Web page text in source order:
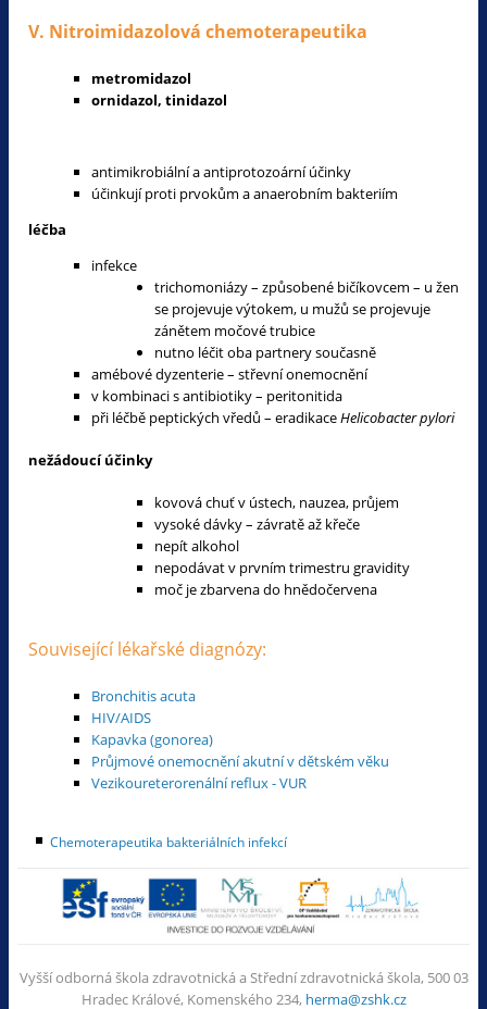
V. Nitroimidazolová chemoterapeutika
metromidazol
ornidazol, tinidazol
antimikrobiální a antiprotozoární účinky
účinkují proti prvokům a anaerobním bakteriím
léčba
infekce
trichomoniázy – způsobené bičíkovcem – u žen
se projevuje výtokem, u mužů se projevuje
zánětem močové trubice
nutno léčit oba partnery současně
amébové dyzenterie – střevní onemocnění
v kombinaci s antibiotiky – peritonitida
při léčbě peptických vředů – eradikaceHelicobacterpylori
nežádoucí účinky
kovová chuť v ústech, nauzea, průjem
vysoké dávky – závratě až křeče
nepít alkohol
nepodávat v prvním trimestru gravidity
moč je zbarvena do hnědočervena
Související lékařské diagnózy:
Bronchitis acuta
HIV/AIDS
Kapavka (gonorea)
Průjmové onemocnění akutní v dětském věku
Vezikoureterorenální reflux - VUR
Chemoterapeutika bakteriálních infekcí
Vyšší odborná škola zdravotnická a Střední zdravotnická škola, 500 03
Hradec Králové, Komenského 234, herma@zshk.cz